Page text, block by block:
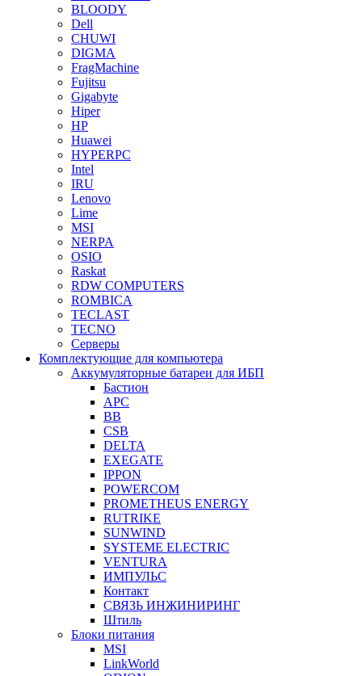
BLOODY
Dell
CHUWI
DIGMA
FragMachine
Fujitsu
Gigabyte
Hiper
HP
Huawei
HYPERPC
Intel
IRU
Lenovo
Lime
MSI
NERPA
OSIO
Raskat
RDW COMPUTERS
ROMBICA
TECLAST
TECNO
Серверы
Комплектующие для компьютера
Аккумуляторные батареи для ИБП
Бастион
APC
BB
CSB
DELTA
EXEGATE
IPPON
POWERCOM
PROMETHEUS ENERGY
RUTRIKE
SUNWIND
SYSTEME ELECTRIC
VENTURA
ИМПУЛЬС
Контакт
СВЯЗЬ ИНЖИНИРИНГ
Штиль
Блоки питания
MSI
LinkWorld